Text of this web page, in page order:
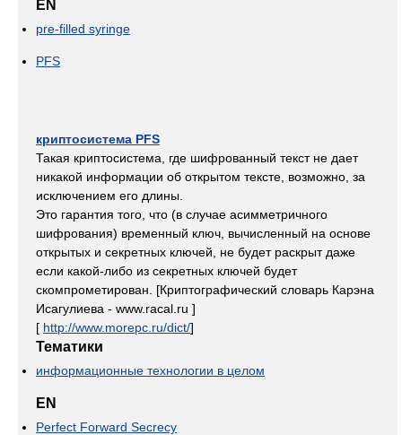
EN
pre-filled syringe
PFS
криптосистема PFS
Такая криптосистема, где шифрованный текст не дает
никакой информации об открытом тексте, возможно, за
исключением его длины.
Это гарантия того, что (в случае асимметричного
шифрования) временный ключ, вычисленный на основе
открытых и секретных ключей, не будет раскрыт даже
если какой-либо из секретных ключей будет
скомпрометирован. [Криптографический словарь Карэна
Исагулиева - www.racal.ru ]
[ http://www.morepc.ru/dict/]
Тематики
информационные технологии в целом
EN
Perfect Forward Secrecy